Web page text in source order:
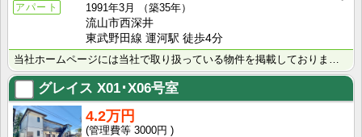
アパート
1991年3月
（築35年）
流山市西深井
東武野田線 運河駅 徒歩4分
当社ホームページには当社で取り扱っている物件を掲載しております。 現在の募集状況に関しては、スタッフ･･･
グレイス X01･X06号室
4.2万円
3000円